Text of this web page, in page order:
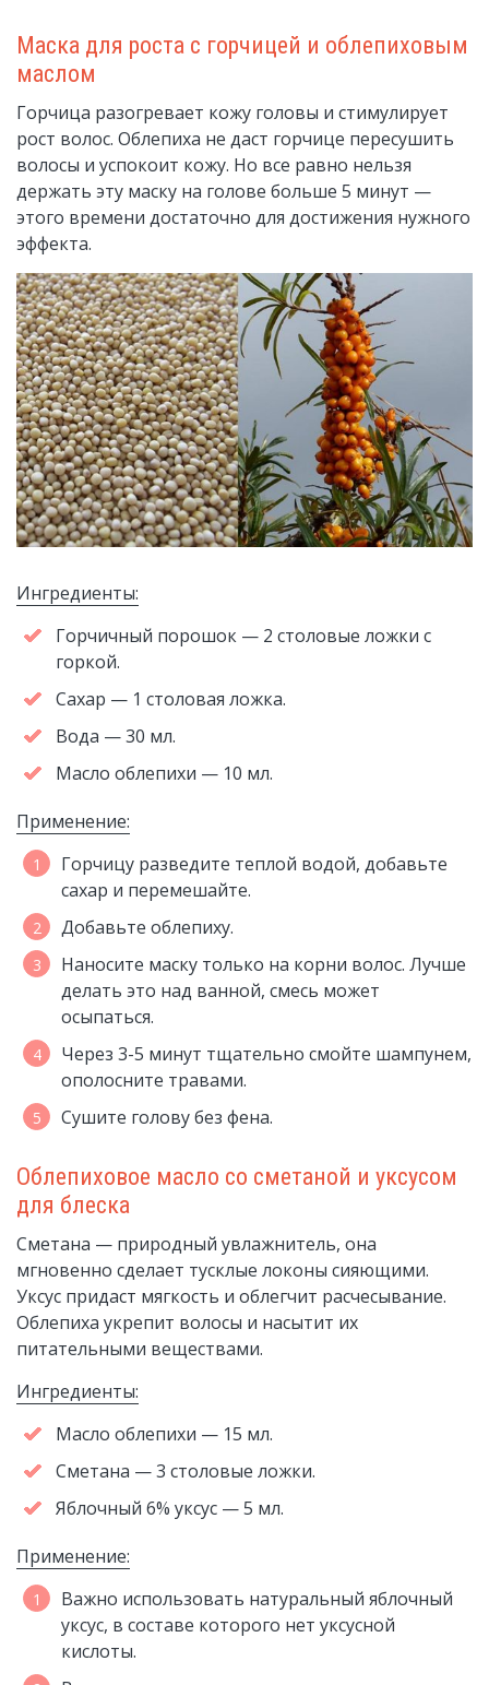
Маска для роста с горчицей и облепиховым
маслом
Горчица разогревает кожу головы и стимулирует
рост волос. Облепиха не даст горчице пересушить
волосы и успокоит кожу. Но все равно нельзя
держать эту маску на голове больше 5 минут —
этого времени достаточно для достижения нужного
эффекта.
Ингредиенты:
Горчичный порошок — 2 столовые ложки с
горкой.
Сахар — 1 столовая ложка.
Вода — 30 мл.
Масло облепихи — 10 мл.
Применение:
Горчицу разведите теплой водой, добавьте
сахар и перемешайте.
Добавьте облепиху.
Наносите маску только на корни волос. Лучше
делать это над ванной, смесь может
осыпаться.
Через 3-5 минут тщательно смойте шампунем,
ополосните травами.
Сушите голову без фена.
Облепиховое масло со сметаной и уксусом
для блеска
Сметана — природный увлажнитель, она
мгновенно сделает тусклые локоны сияющими.
Уксус придаст мягкость и облегчит расчесывание.
Облепиха укрепит волосы и насытит их
питательными веществами.
Ингредиенты:
Масло облепихи — 15 мл.
Сметана — 3 столовые ложки.
Яблочный 6% уксус — 5 мл.
Применение:
Важно использовать натуральный яблочный
уксус, в составе которого нет уксусной
кислоты.